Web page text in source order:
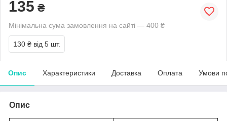
135 ₴
Мінімальна сума замовлення на сайті — 400 ₴
130 ₴ від 5 шт.
Опис Характеристики Доставка Оплата Умови
Опис